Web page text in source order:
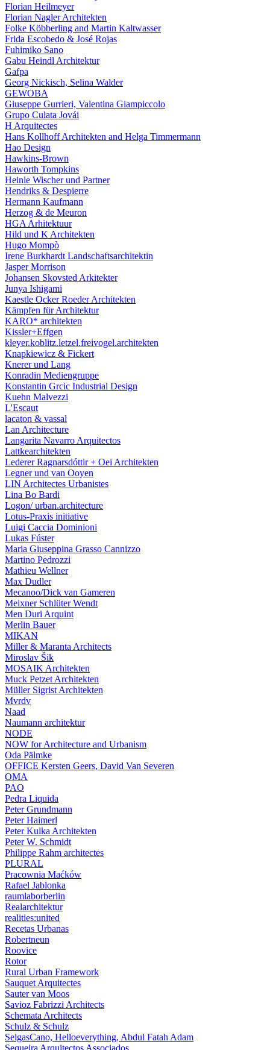
Florian Heilmeyer
Florian Nagler Architekten
Folke Köbberling and Martin Kaltwasser
Frida Escobedo & José Rojas
Fuhimiko Sano
Gabu Heindl Architektur
Gafpa
Georg Nickisch, Selina Walder
GEWOBA
Giuseppe Gurrieri, Valentina Giampiccolo
Grupo Culata Jovái
H Arquitectes
Hans Kollhoff Architekten and Helga Timmermann
Hao Design
Hawkins-Brown
Haworth Tompkins
Heinle Wischer und Partner
Hendriks & Despierre
Hermann Kaufmann
Herzog & de Meuron
HGA Arhitektuur
Hild und K Architekten
Hugo Mompò
Irene Burkhardt Landschaftsarchitektin
Jasper Morrison
Johansen Skovsted Arkitekter
Junya Ishigami
Kaestle Ocker Roeder Architekten
Kämpfen für Architektur
KARO* architekten
Kissler+Effgen
kleyer.koblitz.letzel.freivogel.architekten
Knapkiewicz & Fickert
Knerer und Lang
Konradin Mediengruppe
Konstantin Grcic Industrial Design
Kuehn Malvezzi
L'Escaut
lacaton & vassal
Lan Architecture
Langarita Navarro Arquitectos
Lattkearchitekten
Lederer Ragnarsdóttir + Oei Architekten
Legner und van Ooyen
LIN Architectes Urbanistes
Lina Bo Bardi
Logon/ urban.architecture
Lotus-Praxis initiative
Luigi Caccia Dominioni
Lukas Fúster
Maria Giuseppina Grasso Cannizzo
Martino Pedrozzi
Mathieu Wellner
Max Dudler
Mecanoo/Dick van Gameren
Meixner Schlüter Wendt
Men Duri Arquint
Merlin Bauer
MIKAN
Miller & Maranta Architects
Miroslav Šik
MOSAIK Architekten
Muck Petzet Architekten
Müller Sigrist Architekten
Mvrdv
Naad
Naumann architektur
NODE
NOW for Architecture and Urbanism
Oda Pälmke
OFFICE Kersten Geers, David Van Severen
OMA
PAO
Pedra Liquida
Peter Grundmann
Peter Haimerl
Peter Kulka Architekten
Peter W. Schmidt
Philippe Rahm architectes
PLURAL
Pracownia Maćków
Rafael Jablonka
raumlaborberlin
Realarchitektur
realities:united
Recetas Urbanas
Robertneun
Roovice
Rotor
Rural Urban Framework
Sauquet Arquitectes
Sauter van Moos
Savioz Fabrizzi Architects
Schemata Architects
Schulz & Schulz
SelgasCano, Helloeverything, Abdul Fatah Adam
Sequeira Arquitectos Associados